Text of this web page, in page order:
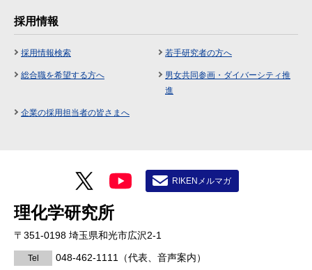
採用情報
採用情報検索 若手研究者の方へ
総合職を希望する方へ
男女共同参画・ダイバーシティ推
進
企業の採用担当者の皆さまへ
理化学研究所
〒351-0198 埼玉県和光市広沢2-1
Tel 048-462-1111 （代表、音声案内）
RIKENメルマガ